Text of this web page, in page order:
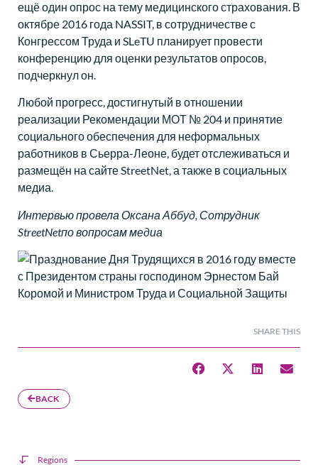
ещё один опрос на тему медицинского страхования. В
октябре 2016 года NASSIT, в сотрудничестве с
Конгрессом Труда и SLeTU планирует провести
конференцию для оценки результатов опросов,
подчеркнул он.
Любой прогресс, достигнутый в отношении
реализации Рекомендации МОТ № 204 и принятие
социального обеспечения для неформальных
работников в Сьерра-Леоне, будет отслеживаться и
размещён на сайте StreetNet, а также в социальных
медиа.
Интервью провела Оксана Аббуд, Сотрудник
StreetNetпо вопросам медиа
SHARE THIS
BACK
Regions